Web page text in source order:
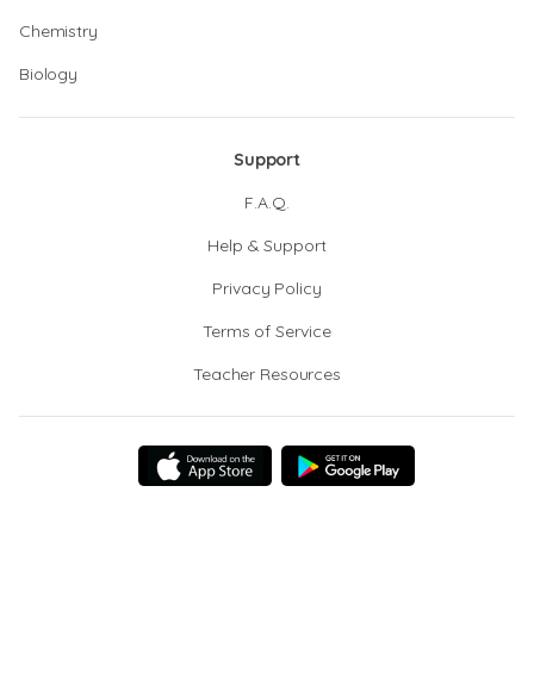
Chemistry
Biology
Support
F.A.Q.
Help & Support
Privacy Policy
Terms of Service
Teacher Resources